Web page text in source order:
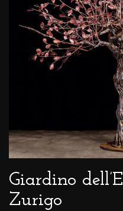
Giardino
Zurigo